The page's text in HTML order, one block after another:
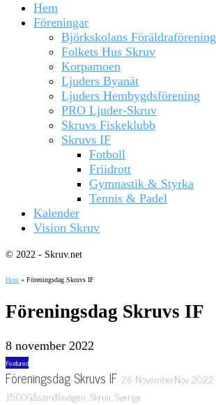
Hem
Föreningar
Björkskolans Föräldraförening
Folkets Hus Skruv
Korpamoen
Ljuders Byanät
Ljuders Hembygdsförening
PRO Ljuder-Skruv
Skruvs Fiskeklubb
Skruvs IF
Fotboll
Friidrott
Gymnastik & Styrka
Tennis & Padel
Kalender
Vision Skruv
© 2022 - Skruv.net
Hem » Föreningsdag Skruvs IF
Föreningsdag Skruvs IF
8 november 2022
Featured
Föreningsdag Skruvs IF 26 NovemberNov2022
15:00Gåsamålavägen, Skruv, Sverige